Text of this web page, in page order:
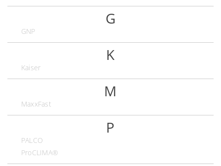
G
GNP
K
Kaiser
M
MaxxFast
P
PALCO
ProCLIMA®